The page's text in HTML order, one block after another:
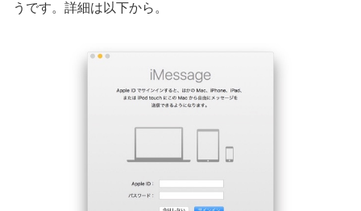
うです。詳細は以下から。